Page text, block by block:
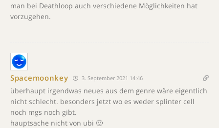
man bei Deathloop auch verschiedene Möglichkeiten hat
vorzugehen.
Spacemoonkey 3. September 2021 14:46
überhaupt irgendwas neues aus dem genre wäre eigentlich
nicht schlecht. besonders jetzt wo es weder splinter cell
noch mgs noch gibt.
hauptsache nicht von ubi 🙂